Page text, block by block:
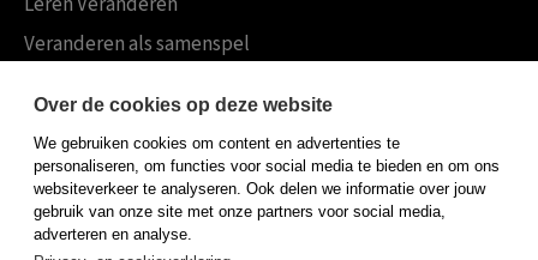
Veranderen als samenspel
Koninklijke Boom uitgevers
Boom Psychologie
Boom Hoger Onderwijs
Over de cookies op deze website
We gebruiken cookies om content en advertenties te
personaliseren, om functies voor social media te bieden en om ons
websiteverkeer te analyseren. Ook delen we informatie over jouw
gebruik van onze site met onze partners voor social media,
adverteren en analyse.